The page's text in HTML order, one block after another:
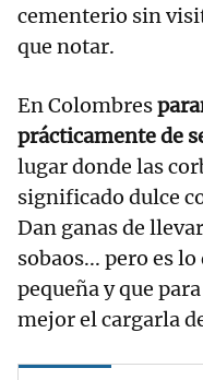
cementerio sin
que notar.
En Colombres
prácticamente de
lugar donde las
significado dulce
Dan ganas de
sobaos... pero es
pequeña y que
mejor el cargarla